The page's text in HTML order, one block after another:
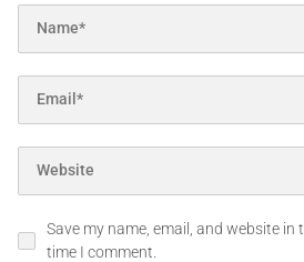
Save my name, email, and website
time I comment.